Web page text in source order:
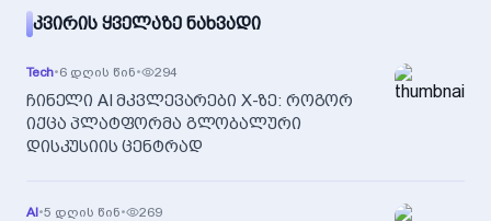
ᲙᲕᲘᲠᲘᲡ ᲧᲕᲔᲚᲐᲖᲔ ᲜᲐᲮᲕᲐᲓᲘ
Tech•6 დღის წინ• 294
ჩინელი AI მკვლევარები X-ზე: როგორ
იქცა პლატფორმა გლობალური
დისკუსიის ცენტრად
AI•5 დღის წინ• 269